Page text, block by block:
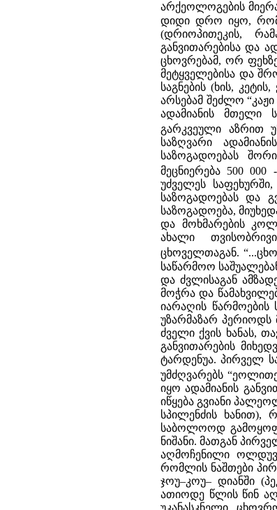
არქეოლოგების
დიდი დრო იყო,
(დრიოპითეკის,
განვითარებისა და
ცხოვრებამ, ორ
მეტყველებისა და
საგნების (ხის,
არსებამ შეძლო
ადამიანის მთელი
გარკვეული აზრით
საზღვარი
საზოგადოებას
მეცნიერება 500
უძველეს
საზოგადოებას და
საზოგადოება,
და მოხმარების
ახალი
ცხოველთაგან.
საწარმოო
და ძვლისაგან
მოჭრა და
იარაღის
უზარმაზარ პერიოდს
ძველი ქვის ხანას,
განვითარების
ტარდენუა. პირველ
უმძღვარებს
იყო ადამიანის
იწყება გვიანი
სპილენძის ხანით),
საბოლოოდ
ნიშანი. მათგან
აღმოჩენილი
რომლის ნაშთები
ჯოუ–კოუ– დიანში
ათიოდე წლის წინ
უკანასკნელი